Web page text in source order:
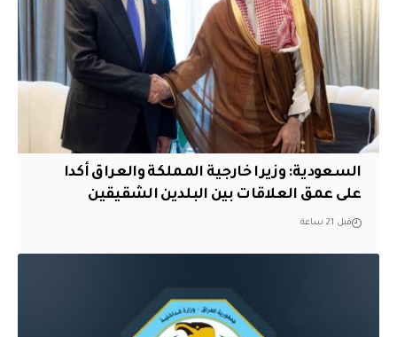
السعودية: وزيرا خارجية المملكة والعراق أكدا
على عمق العلاقات بين البلدين الشقيقين
قبل 21 ساعة